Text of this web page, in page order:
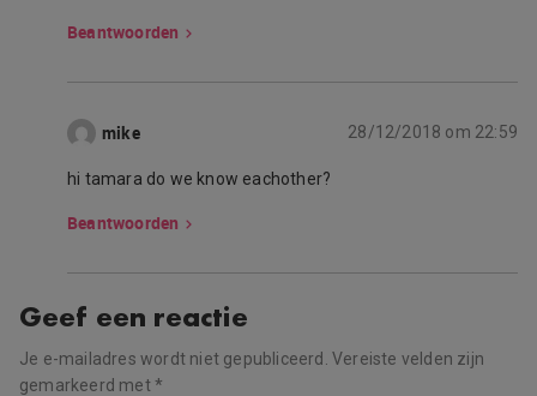
Beantwoorden
mike 28/12/2018 om 22:59
hi tamara do we know eachother?
Beantwoorden
Geef een reactie
Je e-mailadres wordt niet gepubliceerd. Vereiste velden zijn
gemarkeerd met*